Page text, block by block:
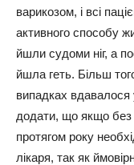
варикозом, і всі
активного способу
йшли судоми ніг, а
йшла геть. Більш
випадках вдавалося
додати, що якщо без
протягом року
лікаря, так як